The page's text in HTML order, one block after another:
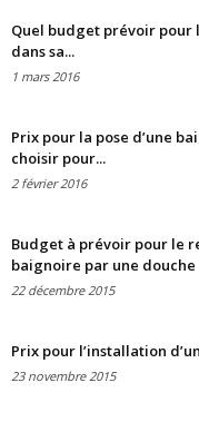
Quel budget prévoir pour
dans sa...
1 mars 2016
Prix pour la pose d’une
choisir pour...
2 février 2016
Budget à prévoir pour le
baignoire par une douche
22 décembre 2015
Prix pour l’installation
23 novembre 2015